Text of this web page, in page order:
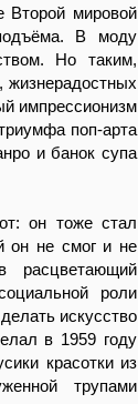
Второй мировой
В моду
Но таким,
жизнерадостных
импрессионизм
поп-арта
и банок супа
он тоже стал
он не смог и не
расцветающий
роли
искусство
в 1959 году
красотки из
трупами